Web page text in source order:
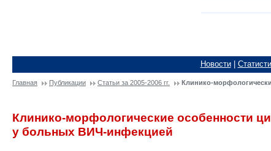
Новости|
Главная Публикации Статьи за 2005-2006 гг. Клинико-
Клинико-морфологические особенности
у больных ВИЧ-инфекцией